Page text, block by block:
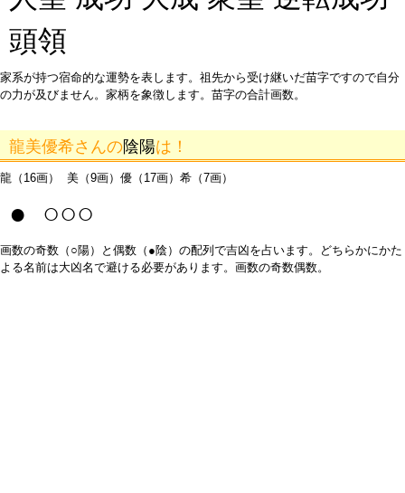
頭領
家系が持つ宿命的な運勢を表します。祖先から受け継いだ苗字ですので自分
の力が及びません。家柄を象徴します。苗字の合計画数。
龍美優希さんの陰陽は！
龍（16画） 美（9画）優（17画）希（7画）
● ○○○
画数の奇数（○陽）と偶数（●陰）の配列で吉凶を占います。どちらかにかた
よる名前は大凶名で避ける必要があります。画数の奇数偶数。